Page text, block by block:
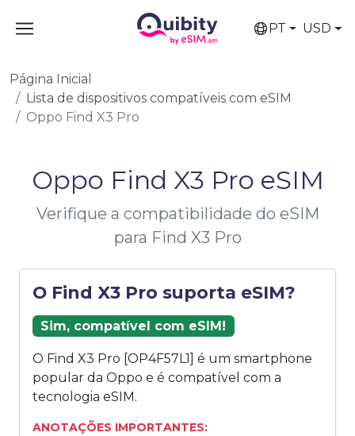
PT USD
Página Inicial
Lista de dispositivos compatíveis com eSIM
Oppo Find X3 Pro
Oppo Find X3 Pro eSIM
Verifique a compatibilidade do eSIM
para Find X3 Pro
O Find X3 Pro suporta eSIM?
Sim, compatível com eSIM!
O Find X3 Pro [OP4F57L1] é um smartphone
popular da Oppo e é compatível com a
tecnologia eSIM.
ANOTAÇÕES IMPORTANTES: